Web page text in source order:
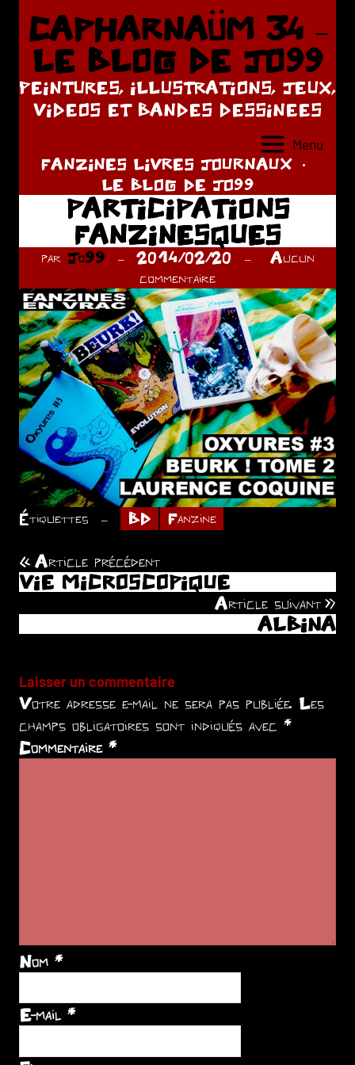
Aller
contenu
CAPHARNAÜM 34 –
LE BLOG DE JO99
PEINTURES, ILLUSTRATIONS, JEUX,
VIDEOS ET BANDES DESSINEES
Menu
FANZINES LIVRES JOURNAUX
LE BLOG DE JO99
PARTICIPATIONS
FANZINESQUES
par Jo99 2014/02/20
Aucun
commentaire
Étiquettes BD Fanzine
Navigation
de
l’article
Article précédent
VIE MICROSCOPIQUE
Article suivant
ALBINA
Laisser un commentaire
Votre adresse e-mail ne sera pas publiée. Les
champs obligatoires sont indiqués avec *
Commentaire *
Nom *
E-mail *